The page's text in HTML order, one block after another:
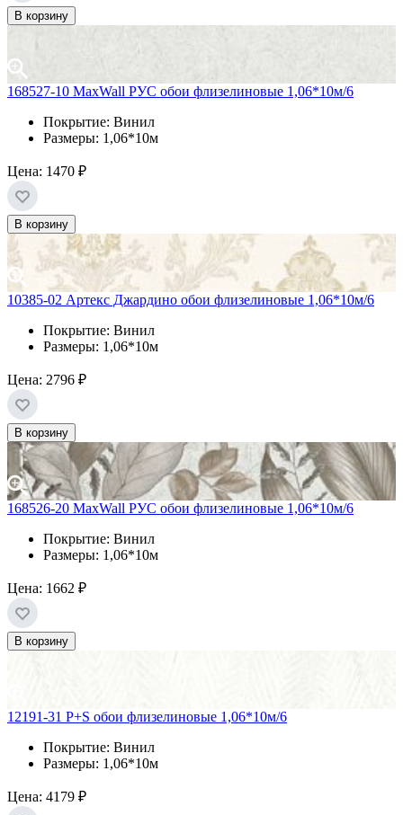
В корзину
168527-10 MaxWall РУС обои флизелиновые 1,06*10м/6
Покрытие: Винил
Размеры: 1,06*10м
Цена: 1470 ₽
В корзину
10385-02 Артекс Джардино обои флизелиновые 1,06*10м/6
Покрытие: Винил
Размеры: 1,06*10м
Цена: 2796 ₽
В корзину
168526-20 MaxWall РУС обои флизелиновые 1,06*10м/6
Покрытие: Винил
Размеры: 1,06*10м
Цена: 1662 ₽
В корзину
12191-31 P+S обои флизелиновые 1,06*10м/6
Покрытие: Винил
Размеры: 1,06*10м
Цена: 4179 ₽